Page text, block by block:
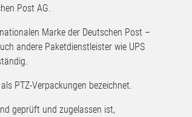
Post AG.
Marke der Deutschen Post –
andere Paketdienstleister wie UPS
PTZ-Verpackungen bezeichnet.
geprüft und zugelassen ist,